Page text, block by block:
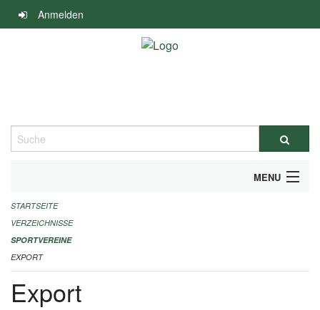
Navigation
überspringen
Anmelden
Suche
MENU
ALLGEMEINE INFORMATIONEN
FINANZIELLE UNTERSTÜTZUNG BENÖTIGT?
KONTAKT
STARTSEITE
VERZEICHNISSE
SPORTVEREINE
EXPORT
Export